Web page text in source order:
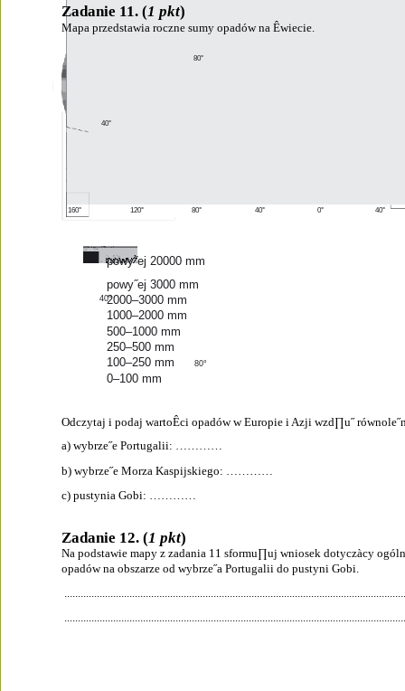
Zadanie 11. (1 pkt)
Mapa przedstawia roczne sumy opadów na Êwiecie.
80°
40°
160° 120° 80° 40° 0° 40°
powy˝ej 20000 mm
powy˝ej 3000 mm
2000–3000 mm
1000–2000 mm
500–1000 mm
250–500 mm
100–250 mm
80°
0–100 mm
Odczytaj i podaj wartoÊci opadów w Europie i Azji wzd∏u˝
a) wybrze˝e Portugalii: …………
b) wybrze˝e Morza Kaspijskiego: …………
c) pustynia Gobi: …………
Zadanie 12. (1 pkt)
Na podstawie mapy z zadania 11 sformu∏uj wniosek dotyczàcy
opadów na obszarze od wybrze˝a Portugalii do pustyni Gobi.
40°